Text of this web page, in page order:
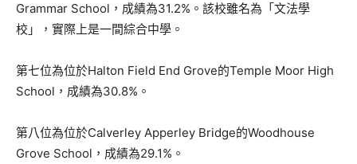
Grammar School，成績為31.2%。該校雖名為「文法學
校」，實際上是一間綜合中學。
第七位為位於Halton Field End Grove的Temple Moor High
School，成績為30.8%。
第八位為位於Calverley Apperley Bridge的Woodhouse
Grove School，成績為29.1%。